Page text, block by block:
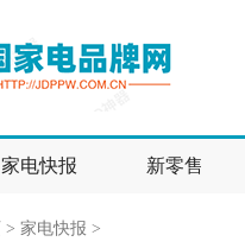
家电快报 新零售
> 家电快报 >